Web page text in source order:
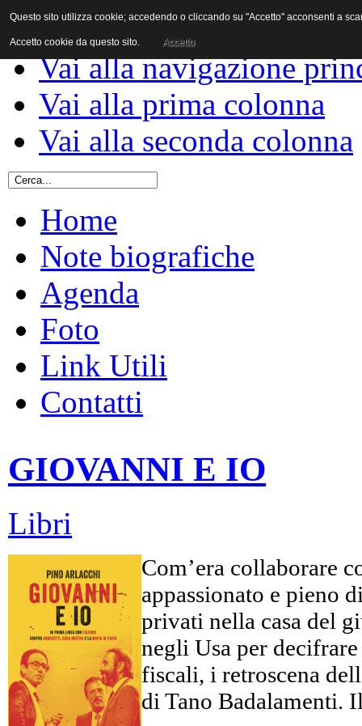
Vai al contenuto
Vai alla navigazione
Vai alla prima colonna
Vai alla seconda colonna
Home
Note biografiche
Agenda
Foto
Link Utili
Contatti
GIOVANNI E IO
Libri
Com’era collaborare
appassionato e pieno
privati nella casa del
negli Usa per
fiscali, i retroscena
di Tano Badalamenti.
Questo sito utilizza cookie; accedendo o cliccando su "Accetto" acconsenti a
Accetto cookie da questo sito. Accetto